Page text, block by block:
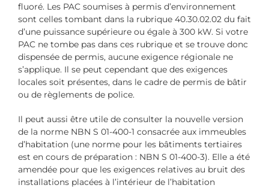
fluoré. Les PAC soumises à permis d’environnement
sont celles tombant dans la rubrique 40.30.02.02 du fait
d’une puissance supérieure ou égale à 300 kW. Si votre
PAC ne tombe pas dans ces rubrique et se trouve donc
dispensée de permis, aucune exigence régionale ne
s’applique. Il se peut cependant que des exigences
locales soit présentes, dans le cadre de permis de bâtir
ou de règlements de police.
Il peut aussi être utile de consulter la nouvelle version
de la norme NBN S 01-400-1 consacrée aux immeubles
d’habitation (une norme pour les bâtiments tertiaires
est en cours de préparation : NBN S 01-400-3). Elle a été
amendée pour que les exigences relatives au bruit des
installations placées à l’intérieur de l’habitation